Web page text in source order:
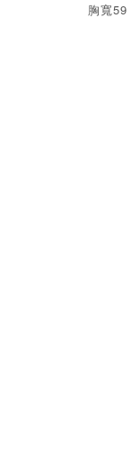
胸寬59